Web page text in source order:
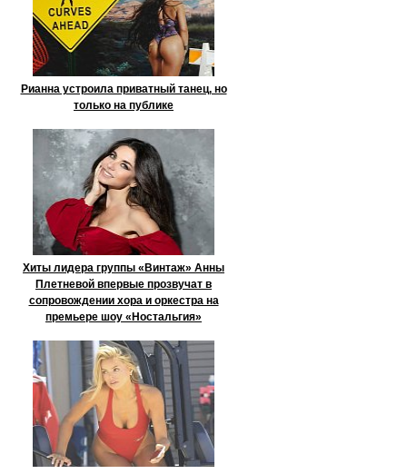
Рианна устроила приватный танец, но
только на публике
Хиты лидера группы «Винтаж» Анны
Плетневой впервые прозвучат в
сопровождении хора и оркестра на
премьере шоу «Ностальгия»